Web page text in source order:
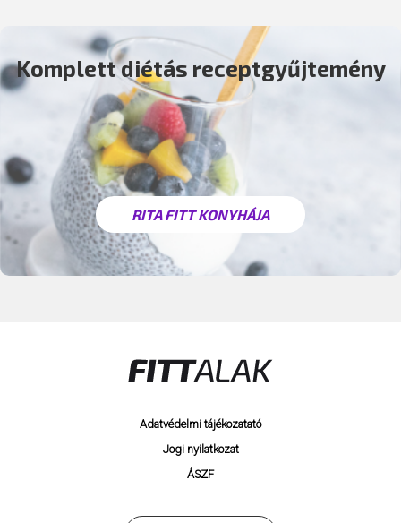
Komplett diétás receptgyűjtemény
RITA FITT KONYHÁJA
Adatvédelmi tájékozatató
Jogi nyilatkozat
ÁSZF